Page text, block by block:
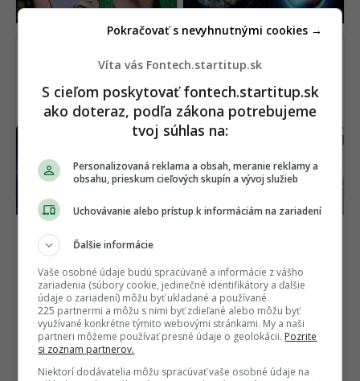
(RECENZIA)
Veľký prelom vo fyzike:
ako svetlo v optickom
vlákne
Záujem ľudí je
Elektrická Kia valcuje
konkurenciu v Európe
Víta vás Fontech.startitup.sk
S cieľom poskytovať fontech.startitup.sk
ako doteraz, podľa zákona potrebujeme
tvoj súhlas na:
Personalizovaná reklama a obsah, meranie reklamy a
obsahu, prieskum cieľových skupín a vývoj služieb
Uchovávanie alebo prístup k informáciám na zariadení
Ďalšie informácie
Vaše osobné údaje budú spracúvané a informácie z vášho
zariadenia (súbory cookie, jedinečné identifikátory a ďalšie
údaje o zariadení) môžu byť ukladané a používané
225 partnermi a môžu s nimi byť zdieľané alebo môžu byť
využívané konkrétne týmito webovými stránkami. My a naši
partneri môžeme používať presné údaje o geolokácii. Pozrite
si zoznam partnerov.
Niektorí dodávatelia môžu spracúvať vaše osobné údaje na
Pokračovať s nevyhnutnými cookies →